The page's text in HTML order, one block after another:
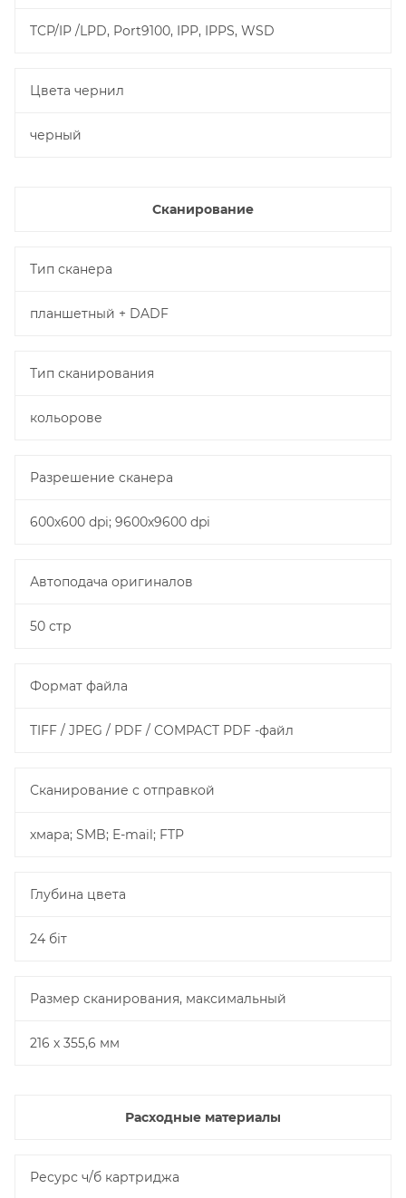
TCP/IP /LPD, Port9100, IPP, IPPS, WSD
Цвета чернил
черный
Сканирование
Тип сканера
планшетный + DADF
Тип сканирования
кольорове
Разрешение cканера
600х600 dpi; 9600х9600 dpi
Автоподача оригиналов
50 стр
Формат файла
TIFF / JPEG / PDF / COMPACT PDF -файл
Сканирование с отправкой
хмара; SMB; E-mail; FTP
Глубина цвета
24 біт
Размер сканирования, максимальный
216 х 355,6 мм
Расходные материалы
Ресурс ч/б картриджа